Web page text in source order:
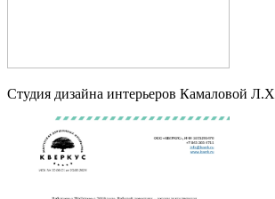
Студия дизайна интерьеров Камаловой Л.Х